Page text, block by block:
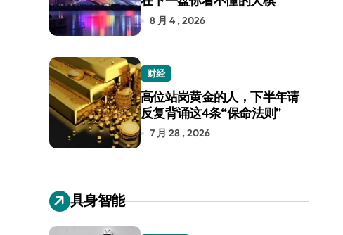
8 月 4 , 2026
财经
高位站岗黄金的人，下半年请
反复背诵这4条“保命法则”
7 月 28 , 2026
具身智能